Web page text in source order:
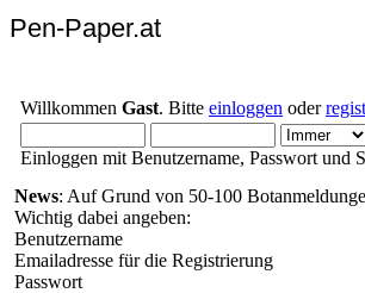
Pen-Paper.at
Willkommen Gast. Bitte einloggen oder
Einloggen mit Benutzername, Passwort und
News: Auf Grund von 50-100
Wichtig dabei angeben:
Benutzername
Emailadresse für die Registrierung
Passwort